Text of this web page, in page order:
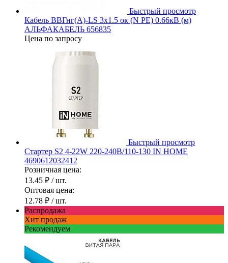
Быстрый просмотр
Кабель ВВГнг(А)-LS 3х1.5 ок (N PE) 0.66кВ (м)
АЛЬФАКАБЕЛЬ 656835
Цена по запросу
Быстрый просмотр
Стартер S2 4-22W 220-240В/110-130 IN HOME
4690612032412
Розничная цена:
13.45 ₽ / шт.
Оптовая цена:
12.78 ₽ / шт.
Распродажа
Хит продаж
Рекомендуем